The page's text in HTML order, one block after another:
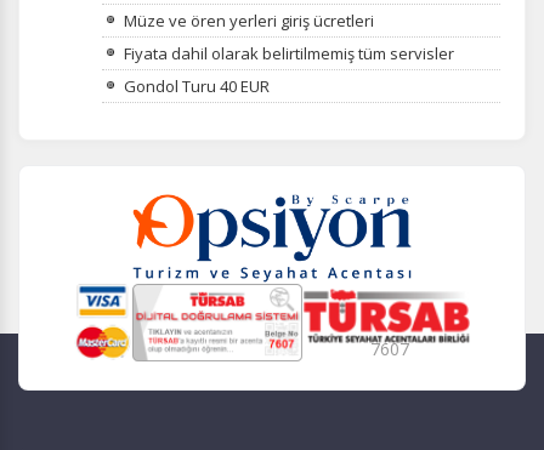
Müze ve ören yerleri giriş ücretleri
Fiyata dahil olarak belirtilmemiş tüm servisler
Gondol Turu 40 EUR
7607